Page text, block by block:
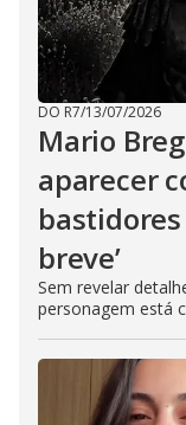
DO R7/13/07/2026
Mario
aparecer
bastidores
breve’
Sem revelar
personagem está